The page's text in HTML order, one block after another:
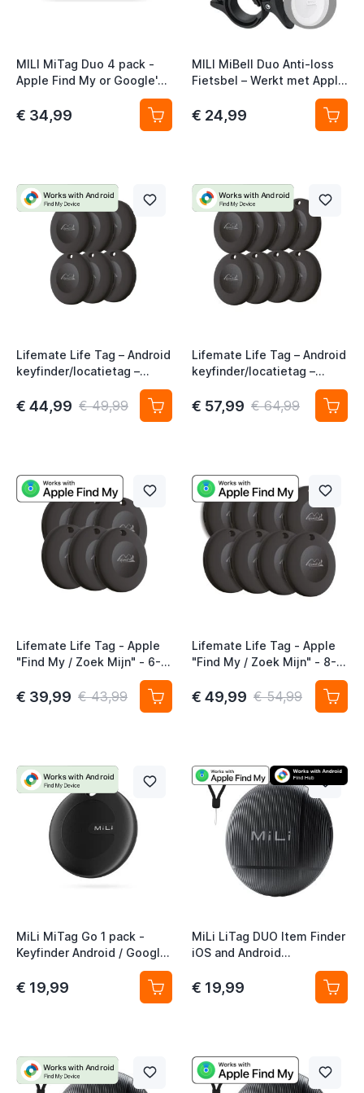
MILI MiTag Duo 4 pack -
Apple Find My or Google's
Find My Device (Google's
Find Hub)
€ 34,99
MILI MiBell Duo Anti-loss
Fietsbel – Werkt met Apple
Find My & Google's Find My
Device
€ 24,99
Lifemate Life Tag – Android
keyfinder/locatietag –
Android/Google Find My
Device – 6-pack
€ 44,99 € 49,99
Lifemate Life Tag – Android
keyfinder/locatietag –
Android/Google Find My
Device – 8-pack
€ 57,99 € 64,99
Lifemate Life Tag - Apple
"Find My / Zoek Mijn" - 6-
pack - AirTag Alternatief
€ 39,99 € 43,99
Lifemate Life Tag - Apple
"Find My / Zoek Mijn" - 8-
pack - AirTag Alternatief
€ 49,99 € 54,99
MiLi MiTag Go 1 pack -
Keyfinder Android / Google
€ 19,99
MiLi LiTag DUO Item Finder
iOS and Android
€ 19,99